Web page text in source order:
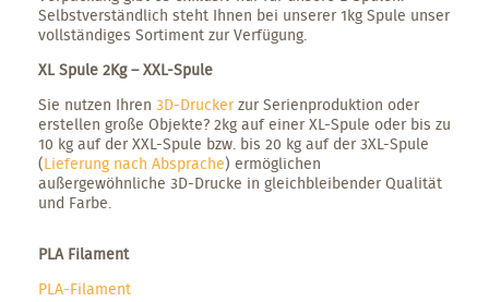
Selbstverständlich steht Ihnen bei unserer 1kg Spule unser
vollständiges Sortiment zur Verfügung.
XL Spule 2Kg – XXL-Spule
Sie nutzen Ihren 3D-Druckerzur Serienproduktion oder
erstellen große Objekte? 2kg auf einer XL-Spule oder bis zu
10 kg auf der XXL-Spule bzw. bis 20 kg auf der 3XL-Spule
(Lieferung nach Absprache) ermöglichen
außergewöhnliche 3D-Drucke in gleichbleibender Qualität
und Farbe.
PLA Filament
PLA-Filament